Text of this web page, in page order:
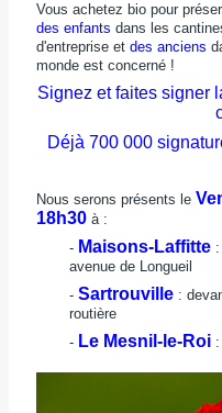
Vous achetez bio pour
des enfants dans les
d'entreprise et des anciens
monde est concerné !
Signez et faites signer
Déjà 700 000
Nous serons présents le
18h30 à :
- Maisons-Laffitte
avenue de Longueil
- Sartrouville:
routière
- Le Mesnil-le-Roi: